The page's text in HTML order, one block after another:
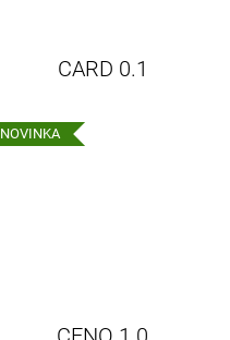
CARD 0.1
NOVINKA